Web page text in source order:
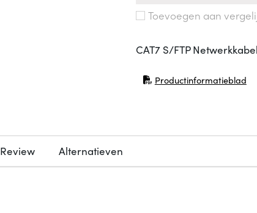
Toevoegen aan
CAT7 S/FTP
Productinformatieblad
(opent in nieuw venster)
Review Alternatieven